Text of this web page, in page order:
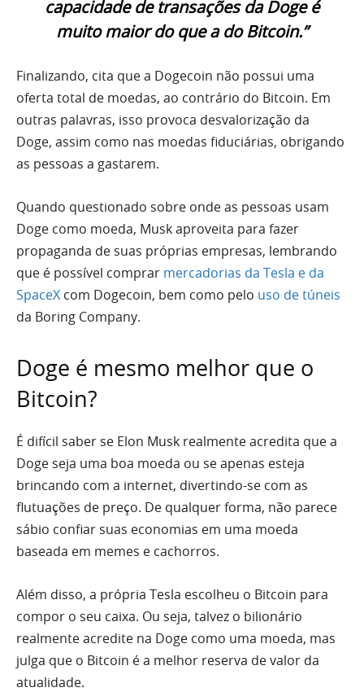
capacidade de transações da Doge é
muito maior do que a do Bitcoin.”
Finalizando, cita que a Dogecoin não possui uma
oferta total de moedas, ao contrário do Bitcoin. Em
outras palavras, isso provoca desvalorização da
Doge, assim como nas moedas fiduciárias, obrigando
as pessoas a gastarem.
Quando questionado sobre onde as pessoas usam
Doge como moeda, Musk aproveita para fazer
propaganda de suas próprias empresas, lembrando
que é possível comprar mercadorias da Tesla e da
SpaceX com Dogecoin, bem como pelo uso de túneis
da Boring Company.
Doge é mesmo melhor que o
Bitcoin?
É difícil saber se Elon Musk realmente acredita que a
Doge seja uma boa moeda ou se apenas esteja
brincando com a internet, divertindo-se com as
flutuações de preço. De qualquer forma, não parece
sábio confiar suas economias em uma moeda
baseada em memes e cachorros.
Além disso, a própria Tesla escolheu o Bitcoin para
compor o seu caixa. Ou seja, talvez o bilionário
realmente acredite na Doge como uma moeda, mas
julga que o Bitcoin é a melhor reserva de valor da
atualidade.